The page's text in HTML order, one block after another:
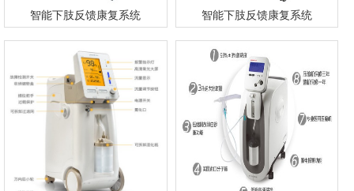
智能下肢反馈康复系统 智能下肢反馈康复系统